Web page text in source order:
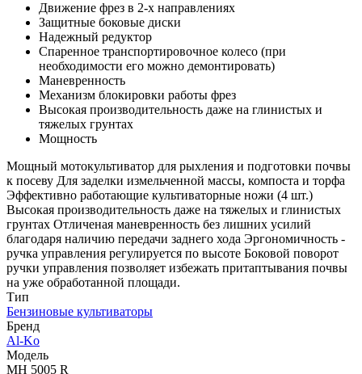
Движение фрез в 2-х направлениях
Защитные боковые диски
Надежный редуктор
Спаренное транспортировочное колесо (при
необходимости его можно демонтировать)
Маневренность
Механизм блокировки работы фрез
Высокая производительность даже на глинистых и
тяжелых грунтах
Мощность
Мощный мотокультиватор для рыхления и подготовки почвы
к посеву Для заделки измельченной массы, компоста и торфа
Эффективно работающие культиваторные ножи (4 шт.)
Высокая производительность даже на тяжелых и глинистых
грунтах Отличеная маневренность без лишних усилий
благодаря наличию передачи заднего хода Эргономичность -
ручка управления регулируется по высоте Боковой поворот
ручки управления позволяет избежать притаптывания почвы
на уже обработанной площади.
Тип
Бензиновые культиваторы
Бренд
Al-Ko
Модель
MH 5005 R